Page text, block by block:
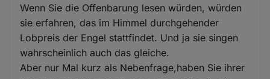
Wenn Sie die Offenbarung lesen würden, würden
sie erfahren, das im Himmel durchgehender
Lobpreis der Engel stattfindet. Und ja sie singen
wahrscheinlich auch das gleiche.
Aber nur Mal kurz als Nebenfrage,haben Sie ihrer